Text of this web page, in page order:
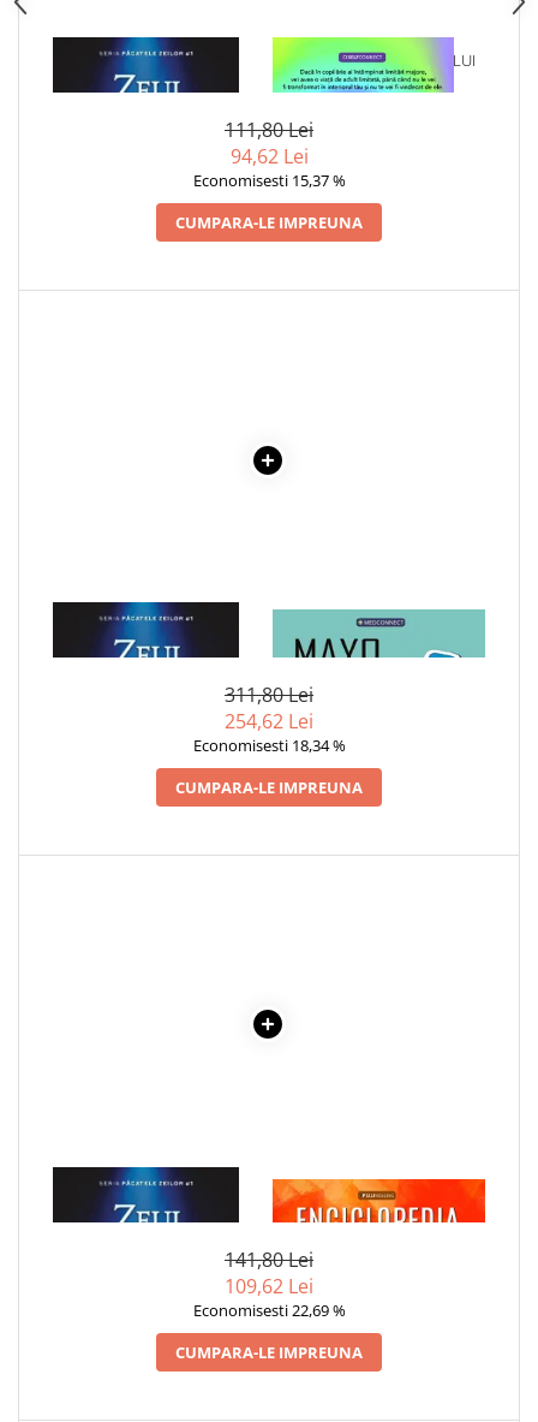
1 x ZEUL INFERNULUI
1 x VINDECAREA COPILULUI
INTERIOR
111,80 Lei
94,62 Lei
Economisesti 15,37 %
CUMPARA-LE IMPREUNA
1 x ZEUL INFERNULUI
1 x MAYO CLINIC. CARTEA
ESENTIALA DESPRE DIABETUL
311,80 Lei
254,62 Lei
Economisesti 18,34 %
CUMPARA-LE IMPREUNA
1 x ZEUL INFERNULUI
1 x ENCICLOPEDIA
CRISTALELOR
141,80 Lei
109,62 Lei
Economisesti 22,69 %
CUMPARA-LE IMPREUNA